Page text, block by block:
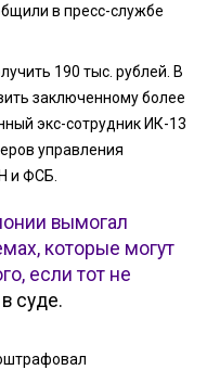
в пресс-службе
190 тыс. рублей. В
заключенному более
экс-сотрудник ИК-13
управления
и ФСБ.
вымогал
которые могут
если тот не
суде.